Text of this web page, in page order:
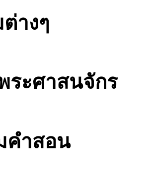
างๆ
ระศาสนจักร
คำสอน